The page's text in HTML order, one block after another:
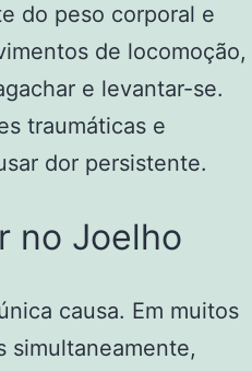
do peso corporal e
de locomoção,
e levantar-se.
traumáticas e
dor persistente.
no Joelho
causa. Em muitos
simultaneamente,